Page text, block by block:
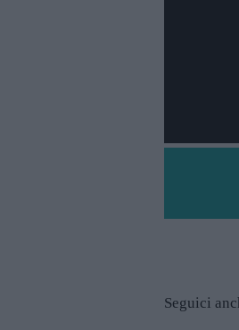
Seguici